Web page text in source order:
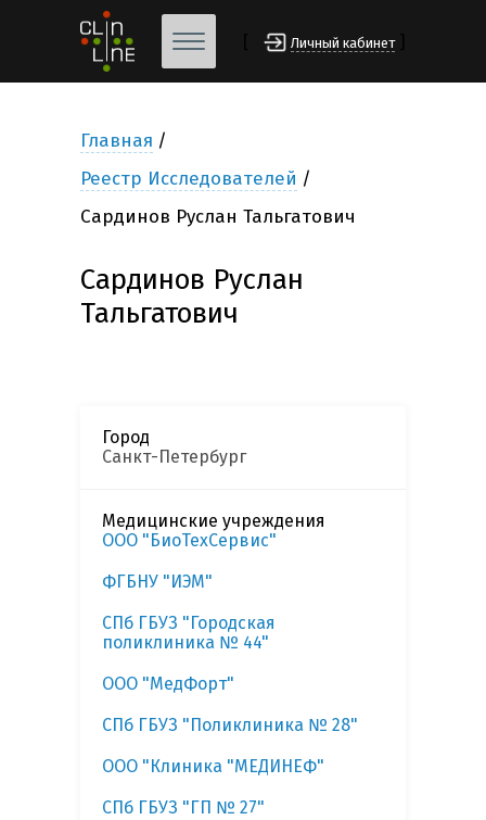
Личный кабинет
Главная
Реестр Исследователей
Сардинов Руслан Тальгатович
Сардинов Руслан
Тальгатович
Город
Санкт-Петербург
Медицинские учреждения
ООО "БиоТехСервис"
ФГБНУ "ИЭМ"
СПб ГБУЗ "Городская
поликлиника № 44"
ООО "МедФорт"
СПб ГБУЗ "Поликлиника № 28"
ООО "Клиника "МЕДИНЕФ"
СПб ГБУЗ "ГП № 27"